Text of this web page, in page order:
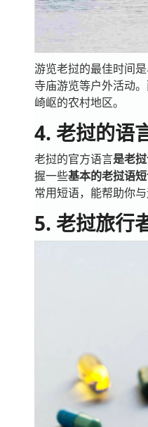
游览老挝的最佳时间
寺庙游览等户外活动
崎岖的农村地区。
4. 老挝的语
老挝的官方语言是老
握一些基本的老挝语
常用短语，能帮助你
5. 老挝旅行